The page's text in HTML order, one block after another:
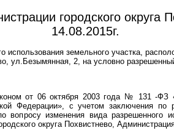
городского округа
14.08.2015г.
использования земельного участка,
ул.Безымянная, 2, на условно
от 06 октября 2003 года № 131 -ФЗ
Федерации», с учетом заключения по
изменения вида разрешенного
округа Похвистнево,